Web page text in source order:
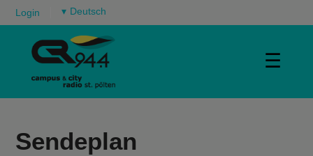
Login ▾
☰
Sendeplan